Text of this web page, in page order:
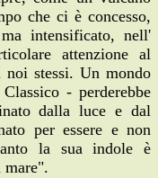
che ci è concesso,
intensificato, nell'
attenzione al
noi stessi. Un mondo
- perderebbe
dalla luce e dal
per essere e non
la sua indole è